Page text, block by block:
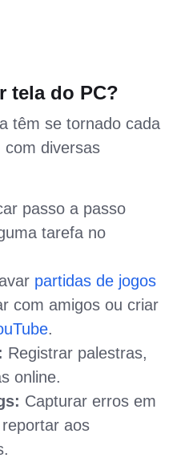
tela do PC?
têm se tornado cada
com diversas
passo a passo
tarefa no
partidas de jogos
com amigos ou criar
.
Registrar palestras,
online.
Capturar erros em
aos